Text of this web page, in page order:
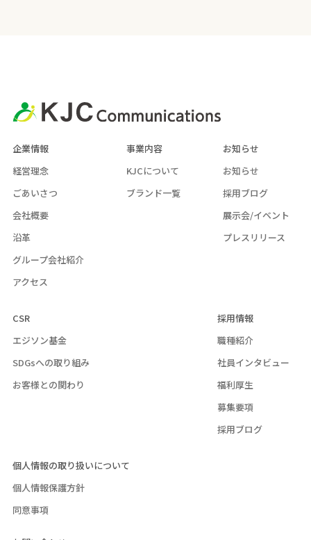
企業情報
経営理念
ごあいさつ
会社概要
沿革
グループ会社紹介
アクセス
事業内容
KJCについて
ブランド一覧
お知らせ
お知らせ
採用ブログ
展示会/イベント
プレスリリース
CSR
エジソン基金
SDGsへの取り組み
お客様との関わり
採用情報
職種紹介
社員インタビュー
福利厚生
募集要項
採用ブログ
個人情報の取り扱いについて
個人情報保護方針
同意事項